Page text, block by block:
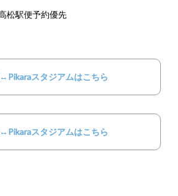
松駅便予約優先
スタジアムはこちら
スタジアムはこちら